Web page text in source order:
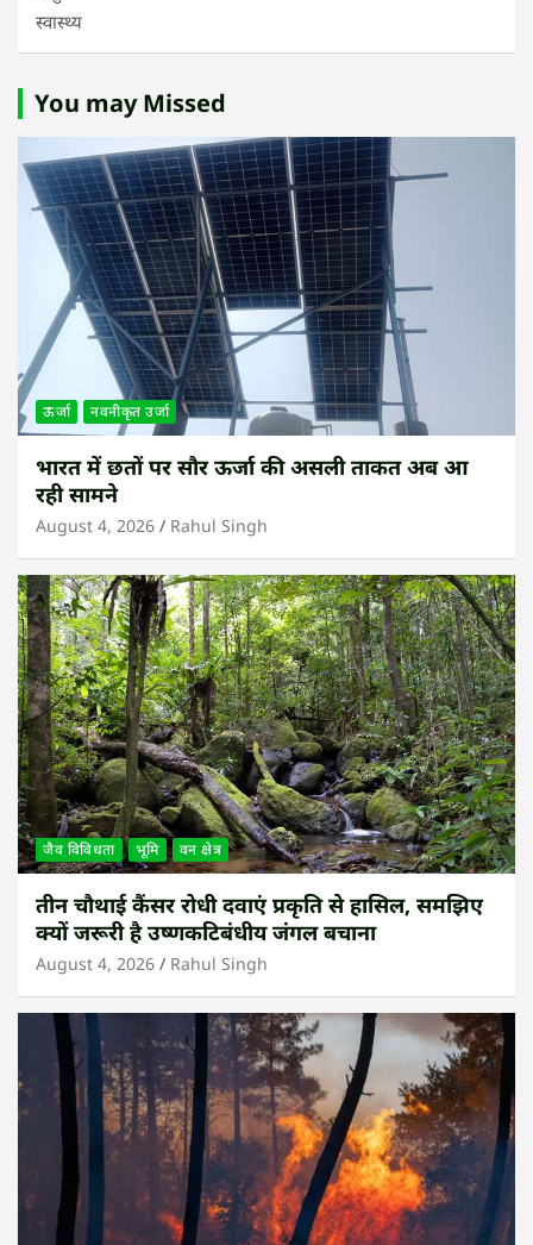
स्वास्थ्य
You may Missed
ऊर्जा नवनीकृत उर्जा
भारत में छतों पर सौर ऊर्जा की असली ताकत अब आ
रही सामने
August 4, 2026 Rahul Singh
जैव विविधता भूमि वन क्षेत्र
तीन चौथाई कैंसर रोधी दवाएं प्रकृति से हासिल, समझिए
क्यों जरूरी है उष्णकटिबंधीय जंगल बचाना
August 4, 2026 Rahul Singh